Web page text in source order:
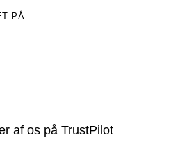
PÅ
af os på TrustPilot